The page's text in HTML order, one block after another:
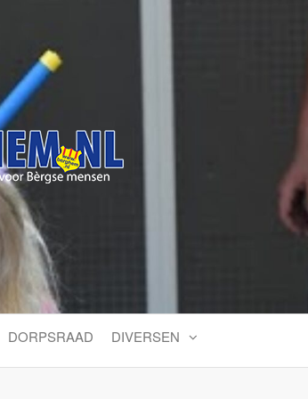
Bérgs nieuws door en voor Bérgse mensen
DORPSRAAD DIVERSEN